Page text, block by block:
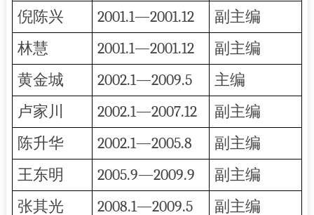
倪陈兴 2001.1—2001.12 副主编
林慧 2001.1—2001.12 副主编
黄金城 2002.1—2009.5 主编
卢家川 2002.1—2007.12 副主编
陈升华 2002.1—2005.8 副主编
王东明 2005.9—2009.9 副主编
张其光 2008.1—2009.5 副主编